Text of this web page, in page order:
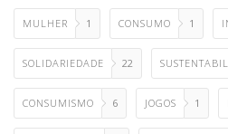
MULHER 1 CONSUMO 1
SOLIDARIEDADE 22
CONSUMISMO 6 JOGOS 1